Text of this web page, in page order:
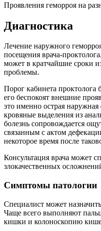
Проявления геморроя на
Диагностика
Лечение наружного
посещения врача-
может в кратчайшие сроки
проблемы.
Порог кабинета проктолога
его беспокоят внешние
это именно острая
кровяные выделения из
болезнь сопровождается
связанным с актом
некоторое время после
Консультация врача может
злокачественных
Симптомы патологии
Специалист может
Чаще всего выполняют
кишки и колоноскопию